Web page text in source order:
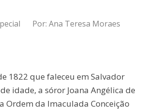
Por: Ana Teresa Moraes
1822 que faleceu em Salvador
idade, a sóror Joana Angélica de
Ordem da Imaculada Conceição